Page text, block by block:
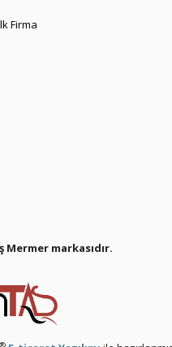
Firma
Mermermarkasıdır.